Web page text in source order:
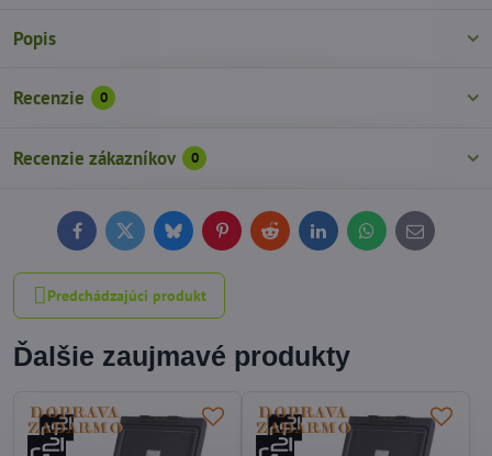
Popis
Recenzie 0
Recenzie zákazníkov 0
FacebookTwitterBlueskyPinterestReddit LinkedInWhatsApp
E-
mail
Predchádzajúci produkt
Ďalšie zaujmavé produkty